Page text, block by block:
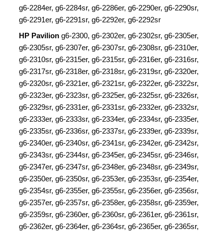
g6-2284er, g6-2284sr, g6-2286er, g6-2290er, g6-2290sr,
g6-2291er, g6-2291sr, g6-2292er, g6-2292sr
HP Pavilion g6-2300, g6-2302er, g6-2302sr, g6-2305er,
g6-2305sr, g6-2307er, g6-2307sr, g6-2308sr, g6-2310er,
g6-2310sr, g6-2315er, g6-2315sr, g6-2316er, g6-2316sr,
g6-2317sr, g6-2318er, g6-2318sr, g6-2319sr, g6-2320er,
g6-2320sr, g6-2321er, g6-2321sr, g6-2322er, g6-2322sr,
g6-2323er, g6-2323sr, g6-2325er, g6-2325sr, g6-2326sr,
g6-2329sr, g6-2331er, g6-2331sr, g6-2332er, g6-2332sr,
g6-2333er, g6-2333sr, g6-2334er, g6-2334sr, g6-2335er,
g6-2335sr, g6-2336sr, g6-2337sr, g6-2339er, g6-2339sr,
g6-2340er, g6-2340sr, g6-2341sr, g6-2342er, g6-2342sr,
g6-2343sr, g6-2344sr, g6-2345er, g6-2345sr, g6-2346sr,
g6-2347er, g6-2347sr, g6-2348er, g6-2348sr, g6-2349sr,
g6-2350er, g6-2350sr, g6-2353er, g6-2353sr, g6-2354er,
g6-2354sr, g6-2355er, g6-2355sr, g6-2356er, g6-2356sr,
g6-2357er, g6-2357sr, g6-2358er, g6-2358sr, g6-2359er,
g6-2359sr, g6-2360er, g6-2360sr, g6-2361er, g6-2361sr,
g6-2362er, g6-2364er, g6-2364sr, g6-2365er, g6-2365sr,